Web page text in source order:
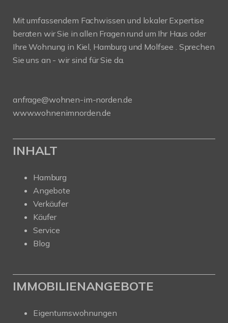
Mit umfassendem Fachwissen und lokaler Expertise
beraten wir Sie in allen Fragen rund um Ihr Haus oder
Ihre Wohnung in Kiel, Hamburg und Molfsee . Sprechen
Sie uns an - wir sind für Sie da.
anfrage@wohnen-im-norden.de
www.wohnenimnorden.de
INHALT
Hamburg
Angebote
Verkäufer
Käufer
Service
Blog
IMMOBILIENANGEBOTE
Eigentumswohnungen